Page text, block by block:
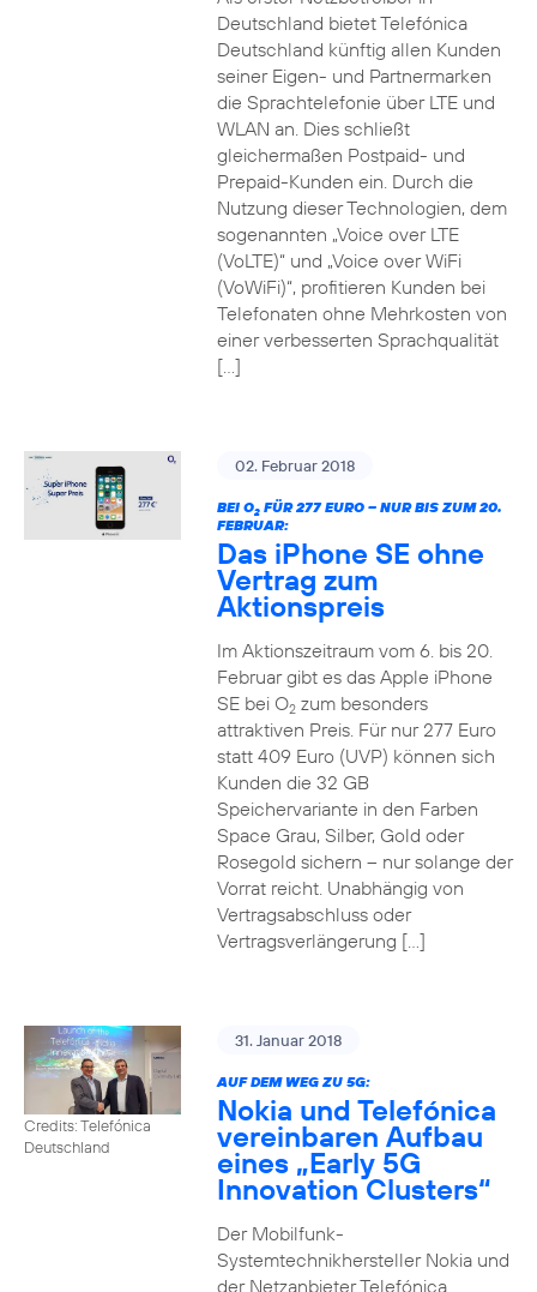
Deutschland bietet Telefónica
Deutschland künftig allen Kunden
seiner Eigen- und Partnermarken
die Sprachtelefonie über LTE und
WLAN an. Dies schließt
gleichermaßen Postpaid- und
Prepaid-Kunden ein. Durch die
Nutzung dieser Technologien, dem
sogenannten „Voice over LTE
(VoLTE)“ und „Voice over WiFi
(VoWiFi)“, profitieren Kunden bei
Telefonaten ohne Mehrkosten von
einer verbesserten Sprachqualität
[…]
02. Februar 2018
BEI O2FÜR 277 EURO – NUR BIS ZUM 20.
FEBRUAR:
Das iPhone SE ohne
Vertrag zum
Aktionspreis
Im Aktionszeitraum vom 6. bis 20.
Februar gibt es das Apple iPhone
SE bei O2zum besonders
attraktiven Preis. Für nur 277 Euro
statt 409 Euro (UVP) können sich
Kunden die 32 GB
Speichervariante in den Farben
Space Grau, Silber, Gold oder
Rosegold sichern – nur solange der
Vorrat reicht. Unabhängig von
Vertragsabschluss oder
Vertragsverlängerung […]
Credits: Telefónica
Deutschland
31. Januar 2018
AUF DEM WEG ZU 5G:
Nokia und Telefónica
vereinbaren Aufbau
eines „Early 5G
Innovation Clusters“
Der Mobilfunk-
Systemtechnikhersteller Nokia und
der Netzanbieter Telefónica